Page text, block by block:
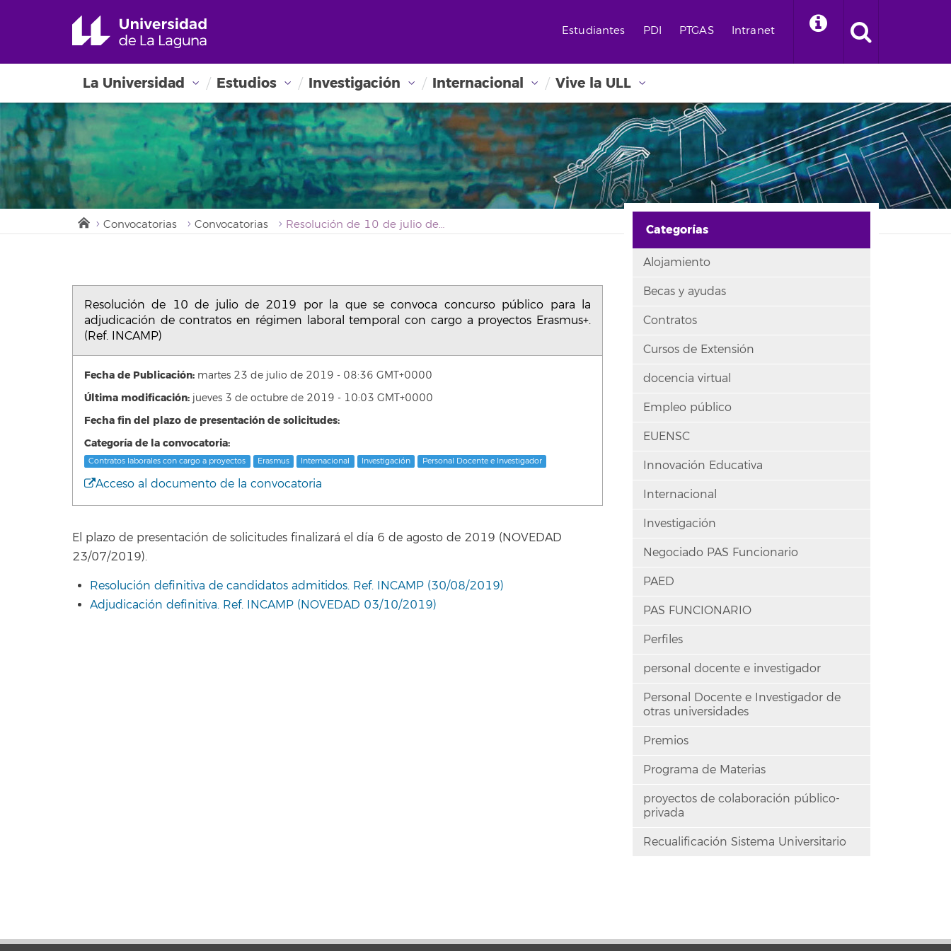
Estudiantes PDI PTGAS Intranet
La Universidad Estudios Investigación Internacional Vive la ULL
Convocatorias Convocatorias Resolución de 10 de julio de 2019 por la que se convoca concurso público para la adjudicación de contratos en régimen laboral temporal con cargo a proyectos Erasmus+. (Ref. INCAMP)
Resolución de 10 de julio de 2019 por la que se convoca concurso público para la
adjudicación de contratos en régimen laboral temporal con cargo a proyectos Erasmus+.
(Ref. INCAMP)
Fecha de Publicación: martes 23 de julio de 2019 - 08:36 GMT+0000
Última modificación: jueves 3 de octubre de 2019 - 10:03 GMT+0000
Fecha fin del plazo de presentación de solicitudes:
Categoría de la convocatoria:
Contratos laborales con cargo a proyectos Erasmus Internacional Investigación Personal Docente e Investigador
Acceso al documento de la convocatoria
El plazo de presentación de solicitudes finalizará el día 6 de agosto de 2019 (NOVEDAD
23/07/2019).
Resolución definitiva de candidatos admitidos. Ref. INCAMP (30/08/2019)
Adjudicación definitiva. Ref. INCAMP (NOVEDAD 03/10/2019)
Categorías
Alojamiento
Becas y ayudas
Contratos
Cursos de Extensión
docencia virtual
Empleo público
EUENSC
Innovación Educativa
Internacional
Investigación
Negociado PAS Funcionario
PAED
PAS FUNCIONARIO
Perfiles
personal docente e investigador
Personal Docente e Investigador de
otras universidades
Premios
Programa de Materias
proyectos de colaboración público-
privada
Recualificación Sistema Universitario